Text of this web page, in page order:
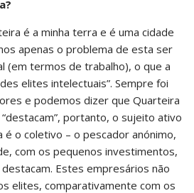
é a minha terra e é uma cidade
apenas o problema de esta ser
(em termos de trabalho), o que a
elites intelectuais”. Sempre foi
e podemos dizer que Quarteira
portanto, o sujeito ativo
o coletivo – o pescador anónimo,
com os pequenos investimentos,
Estes empresários não
elites, comparativamente com os